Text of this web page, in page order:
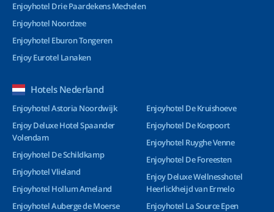
Enjoyhotel Drie Paardekens Mechelen
Enjoyhotel Noordzee
Enjoyhotel Eburon Tongeren
Enjoy Eurotel Lanaken
Hotels Nederland
Enjoyhotel Astoria Noordwijk
Enjoy Deluxe Hotel Spaander
Volendam
Enjoyhotel De Schildkamp
Enjoyhotel Vlieland
Enjoyhotel Hollum Ameland
Enjoyhotel Auberge de Moerse
Enjoyhotel De Kruishoeve
Enjoyhotel De Koepoort
Enjoyhotel Ruyghe Venne
Enjoyhotel De Foreesten
Enjoy Deluxe Wellnesshotel
Heerlickheijd van Ermelo
Enjoyhotel La Source Epen